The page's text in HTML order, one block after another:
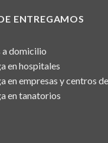
ENTREGAMOS
a domicilio
en hospitales
en empresas y centros
en tanatorios